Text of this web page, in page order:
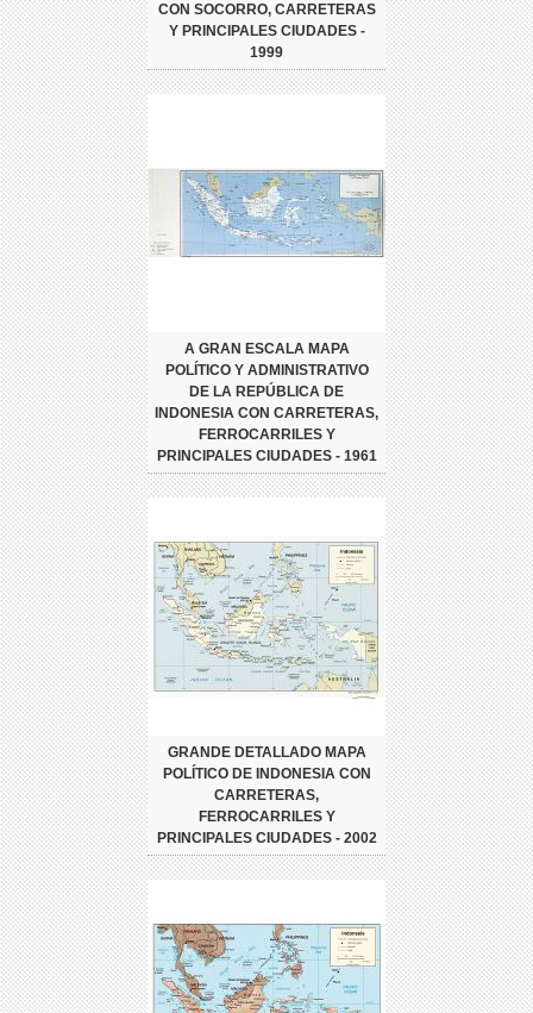
CON SOCORRO, CARRETERAS
Y PRINCIPALES CIUDADES -
1999
A GRAN ESCALA MAPA
POLÍTICO Y ADMINISTRATIVO
DE LA REPÚBLICA DE
INDONESIA CON CARRETERAS,
FERROCARRILES Y
PRINCIPALES CIUDADES - 1961
GRANDE DETALLADO MAPA
POLÍTICO DE INDONESIA CON
CARRETERAS,
FERROCARRILES Y
PRINCIPALES CIUDADES - 2002